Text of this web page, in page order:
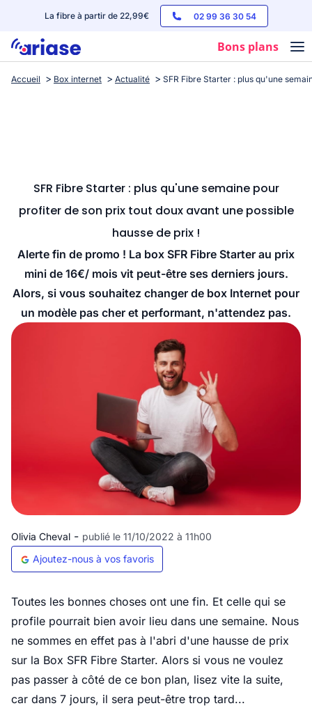
La fibre à partir de 22,99€ 02 99 36 30 54
Bons plans
Box internet
Streaming
Accueil Box internet Actualité SFR Fibre Starter : plus qu'une
SFR Fibre Starter : plus qu'une semaine pour
profiter de son prix tout doux avant une possible
hausse de prix !
Alerte fin de promo ! La box SFR Fibre Starter au prix
mini de 16€/ mois vit peut-être ses derniers jours.
Alors, si vous souhaitez changer de box Internet pour
un modèle pas cher et performant, n'attendez pas.
Olivia Cheval - publié le 11/10/2022 à 11h00
Ajoutez-nous à vos favoris
Toutes les bonnes choses ont une fin. Et celle qui se
profile pourrait bien avoir lieu dans une semaine. Nous
ne sommes en effet pas à l'abri d'une hausse de prix
sur la Box SFR Fibre Starter. Alors si vous ne voulez
pas passer à côté de ce bon plan, lisez vite la suite,
car dans 7 jours, il sera peut-être trop tard...